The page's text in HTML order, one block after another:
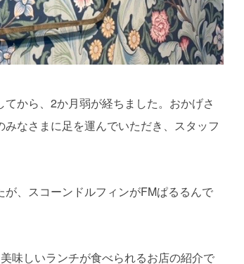
から、2か月弱が経ちました。おかげさ
なさまに足を運んでいただき、スタッフ
、スコーンドルフィンがFMぱるるんで
味しいランチが食べられるお店の紹介で